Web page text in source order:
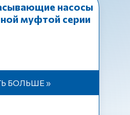
насосы
муфтой серии
БОЛЬШЕ »